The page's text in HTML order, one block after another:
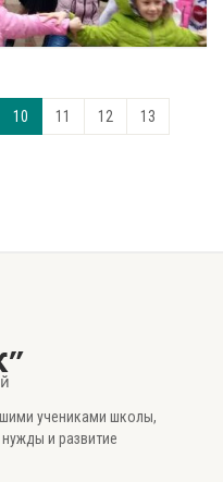
10 11 12 13
учениками школы,
и развитие